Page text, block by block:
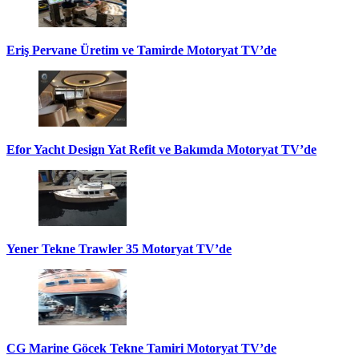
Eriş Pervane Üretim ve Tamirde Motoryat TV’de
Efor Yacht Design Yat Refit ve Bakımda Motoryat TV’de
Yener Tekne Trawler 35 Motoryat TV’de
CG Marine Göcek Tekne Tamiri Motoryat TV’de